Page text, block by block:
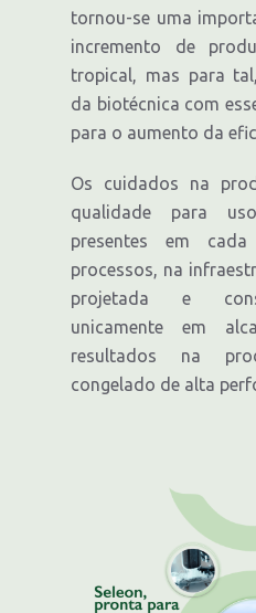
tornou-se uma
incremento de
tropical, mas para
da biotécnica com
para o aumento da
Os cuidados na
qualidade para
presentes em
processos, na
projetada e
unicamente em
resultados na
congelado de alta